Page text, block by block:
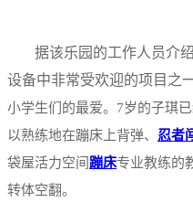
据该乐园的工作人员介
设备中非常受欢迎的项目之一
小学生们的最爱。7岁的子琪
以熟练地在蹦床上背弹、 忍者
袋屋活力空间 蹦床专业教练的
转体空翻。